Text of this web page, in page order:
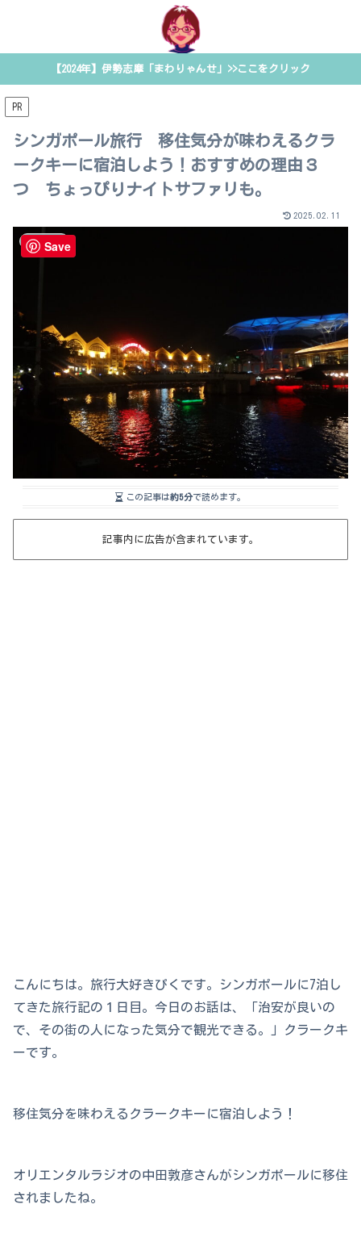
【2024年】伊勢志摩「まわりゃんせ」>>ここをクリック
PR
シンガポール旅行 移住気分が味わえるクラ
ークキーに宿泊しよう！おすすめの理由３
つ ちょっぴりナイトサファリも。
2025.02.11
海外旅行
この記事は約5分で読めます。
記事内に広告が含まれています。
こんにちは。旅行大好きぴくです。シンガポールに7泊し
てきた旅行記の１日目。今日のお話は、「治安が良いの
で、その街の人になった気分で観光できる。」クラークキ
ーです。
移住気分を味わえるクラークキーに宿泊しよう！
オリエンタルラジオの中田敦彦さんがシンガポールに移住
されましたね。
Save